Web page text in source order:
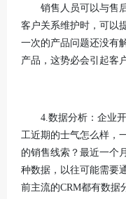
销售人员可以与售
客户关系维护时，可以
一次的产品问题还没有
产品，这势必会引起客
4.数据分析：企业
工近期的士气怎么样，
的销售线索？最近一个
种数据，以往可能需要
前主流的CRM都有数据